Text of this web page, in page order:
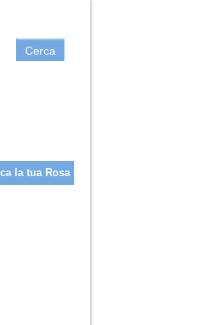
Cerca
la tua Rosa